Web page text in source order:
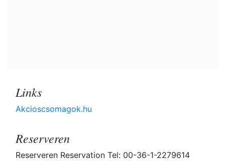
Links
Akcioscsomagok.hu
Reserveren
Reserveren Reservation Tel: 00-36-1-2279614